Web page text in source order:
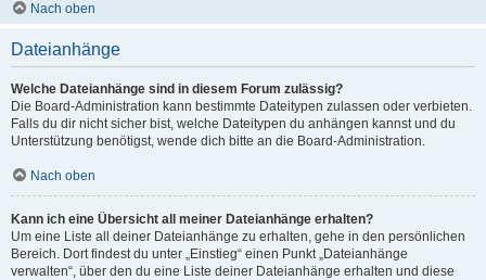
Nach oben
Dateianhänge
Welche Dateianhänge sind in diesem Forum zulässig?
Die Board-Administration kann bestimmte Dateitypen zulassen oder verbieten.
Falls du dir nicht sicher bist, welche Dateitypen du anhängen kannst und du
Unterstützung benötigst, wende dich bitte an die Board-Administration.
Nach oben
Kann ich eine Übersicht all meiner Dateianhänge erhalten?
Um eine Liste all deiner Dateianhänge zu erhalten, gehe in den persönlichen
Bereich. Dort findest du unter „Einstieg“ einen Punkt „Dateianhänge
verwalten“, über den du eine Liste deiner Dateianhänge erhalten und diese